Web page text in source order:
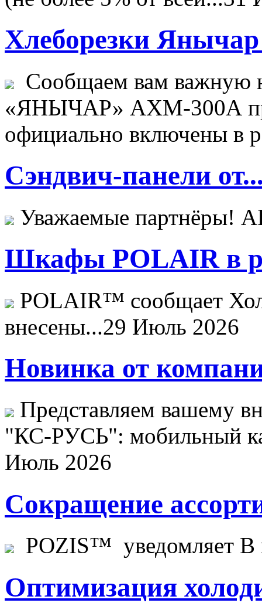
Хлеборезки Янычар
Сообщаем вам важную
«ЯНЫЧАР» АХМ-300А
официально включены в
Сэндвич-панели
Уважаемые
Шкафы POLAIR в
POLAIR™ сообщает
внесены...29 Июль 2026
Новинка от
Представляем вашему
"КС-РУСЬ": мобильный
Июль 2026
Сокращение
POZIS™ уведомляет В
Оптимизация